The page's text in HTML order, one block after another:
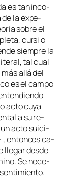
es tan in­co­
de la ex­pe­
so­bre el
cur­si o
siem­pre la
tal cual
allá del
es el cam­po
ac­to cu­ya
a su re­
un ac­to sui­ci­
, en­ton­ces ca­
lle­gar des­de
Se ne­ce­